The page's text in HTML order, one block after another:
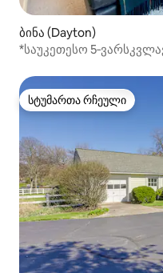
ბინა (Dayton)
*საუკეთესო
სტუმართა რჩეული
სტუმართა რჩეული